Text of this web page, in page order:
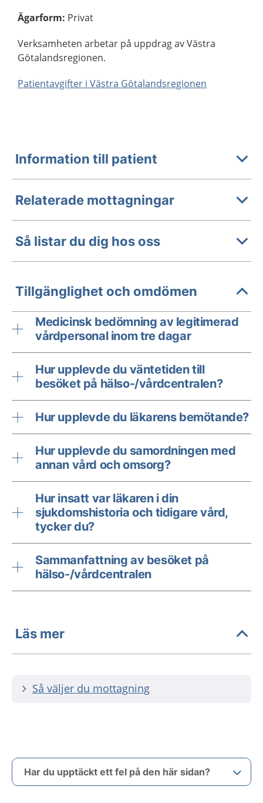
Ägarform: Privat
Verksamheten arbetar på uppdrag av Västra
Götalandsregionen.
Patientavgifter i Västra Götalandsregionen
Information till patient
Relaterade mottagningar
Så listar du dig hos oss
Tillgänglighet och omdömen
Medicinsk bedömning av legitimerad
vårdpersonal inom tre dagar
Hur upplevde du väntetiden till
besöket på hälso-/vårdcentralen?
Hur upplevde du läkarens bemötande?
Hur upplevde du samordningen med
annan vård och omsorg?
Hur insatt var läkaren i din
sjukdomshistoria och tidigare vård,
tycker du?
Sammanfattning av besöket på
hälso-/vårdcentralen
Läs mer
Så väljer du mottagning
Har du upptäckt ett fel på den här sidan?